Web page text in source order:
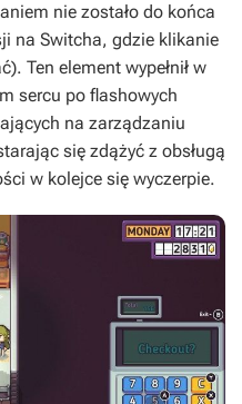
nie zostało do końca
na Switcha, gdzie klikanie
Ten element wypełnił w
sercu po flashowych
na zarządzaniu
się zdążyć z obsługą
w kolejce się wyczerpie.